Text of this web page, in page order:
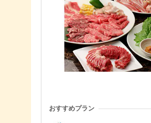
おすすめプラン